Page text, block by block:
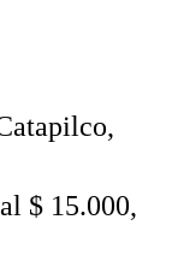
$ 15.000,